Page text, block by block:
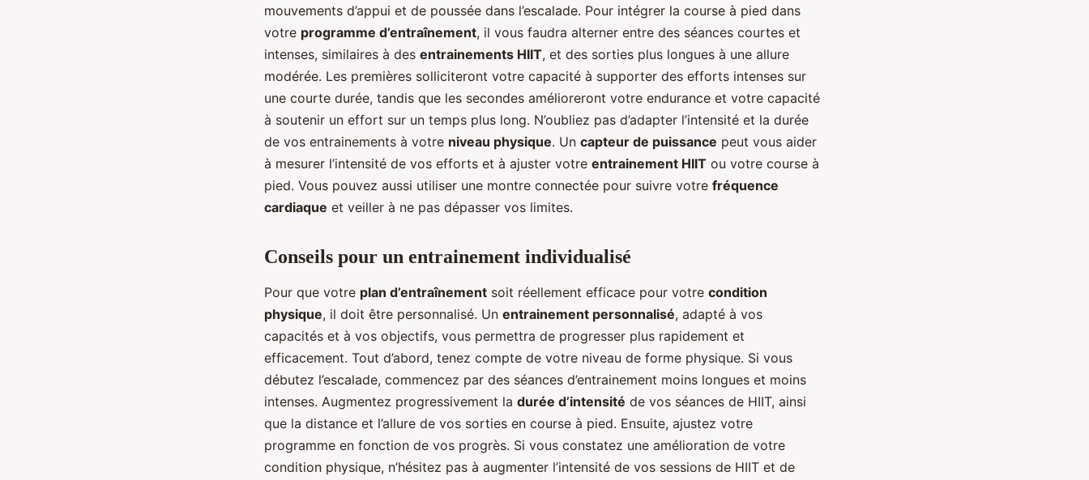
mouvements d’appui et de poussée dans l’escalade. Pour intégrer la course à pied dans
votre programme d’entraînement, il vous faudra alterner entre des séances courtes et
intenses, similaires à des entrainements HIIT, et des sorties plus longues à une allure
modérée. Les premières solliciteront votre capacité à supporter des efforts intenses sur
une courte durée, tandis que les secondes amélioreront votre endurance et votre capacité
à soutenir un effort sur un temps plus long. N’oubliez pas d’adapter l’intensité et la durée
de vos entrainements à votre niveau physique. Un capteur de puissance peut vous aider
à mesurer l’intensité de vos efforts et à ajuster votre entrainement HIIT ou votre course à
pied. Vous pouvez aussi utiliser une montre connectée pour suivre votre fréquence
cardiaque et veiller à ne pas dépasser vos limites.
Conseils pour un entrainement individualisé
Pour que votre plan d’entraînement soit réellement efficace pour votre condition
physique, il doit être personnalisé. Un entrainement personnalisé, adapté à vos
capacités et à vos objectifs, vous permettra de progresser plus rapidement et
efficacement. Tout d’abord, tenez compte de votre niveau de forme physique. Si vous
débutez l’escalade, commencez par des séances d’entrainement moins longues et moins
intenses. Augmentez progressivement la durée d’intensité de vos séances de HIIT, ainsi
que la distance et l’allure de vos sorties en course à pied. Ensuite, ajustez votre
programme en fonction de vos progrès. Si vous constatez une amélioration de votre
condition physique, n’hésitez pas à augmenter l’intensité de vos sessions de HIIT et de